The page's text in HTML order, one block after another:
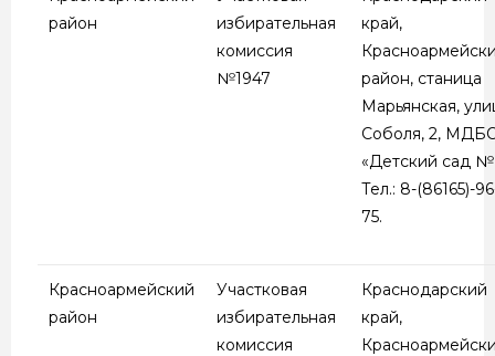
район
избирательная
комиссия
№1947
край,
район, станица
Марьянская,
Соболя, 2,
«Детский сад №
Тел.: 8-(86165)-
75.
Красноармейский
район
Участковая
избирательная
комиссия
Краснодарский
край,